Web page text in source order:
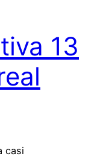
13
casi